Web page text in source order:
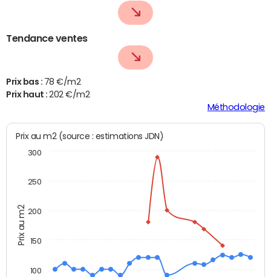
Tendance ventes
Prix bas : 78 €/m2
Prix haut :202 €/m2
Méthodologie
Prix au m2
Prix au m2 (source : estimations JDN)
100
150
200
250
300